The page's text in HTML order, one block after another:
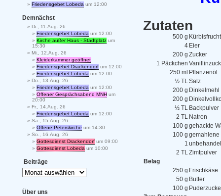
Zutaten
500 g
4 Eier
200 g Zucker
1 Päckchen
250 ml Pflanzenöl
½ TLSalz
200 g Dinkelmehl
200 g
½ TL Backpulver
2 TL Natron
100 g gehackte
100 g gemahlene
1
2 TLZimtpulver
Belag
250 g Frischkäse
50 g Butter
100 g
Friedensgebet Lobeda um 12:00
Demnächst
Di., 11.Aug. 26
Friedensgebet Lobeda um 12:00
Kirche außer Haus - Stadtplatz um
15:30
Mi., 12.Aug. 26
Kleiderkammer geöffnet
Friedensgebet Drackendorf um 12:00
Friedensgebet Lobeda um 12:00
Do., 13.Aug. 26
Friedensgebet Lobeda um 12:00
Offener Gesprächsabend MNH um
20:00
Fr., 14.Aug. 26
Friedensgebet Lobeda um 12:00
Sa., 15.Aug. 26
Offene Peterskirche um 14:30
So., 16.Aug. 26
Gottesdienst Drackendorf um 09:00
Gottesdienst Lobeda um 10:00
Beiträge
Über uns